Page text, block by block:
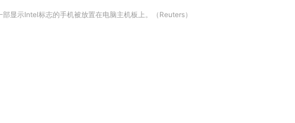
显示Intel标志的手机被放置在电脑主机板上。（Reuters）